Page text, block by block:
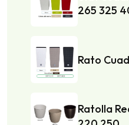
265 325
Rato
Ratolla